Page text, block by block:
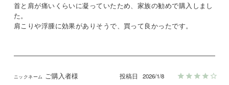
首と肩が痛いくらいに凝っていたため、家族の勧めで購入しまし
た。
肩こりや浮腫に効果がありそうで、買って良かったです。
ご購入者様 投稿日 2026/1/8